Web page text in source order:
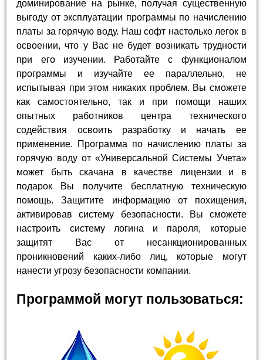
доминирование на рынке, получая существенную
выгоду от эксплуатации программы по начислению
платы за горячую воду. Наш софт настолько легок в
освоении, что у Вас не будет возникать трудности
при его изучении. Работайте с функционалом
программы и изучайте ее параллельно, не
испытывая при этом никаких проблем. Вы сможете
как самостоятельно, так и при помощи наших
опытных работников центра технического
содействия освоить разработку и начать ее
применение. Программа по начислению платы за
горячую воду от «Универсальной Системы Учета»
может быть скачана в качестве лицензии и в
подарок Вы получите бесплатную техническую
помощь. Защитите информацию от похищения,
активировав систему безопасности. Вы сможете
настроить систему логина и пароля, которые
защитят Вас от несанкционированных
проникновений каких-либо лиц, которые могут
нанести угрозу безопасности компании.
Программой могут пользоваться: